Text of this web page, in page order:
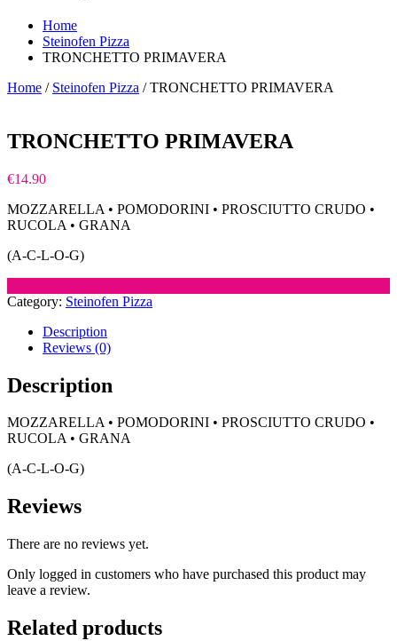
Home
Steinofen Pizza
TRONCHETTO PRIMAVERA
Home / Steinofen Pizza / TRONCHETTO PRIMAVERA
TRONCHETTO PRIMAVERA
€14.90
MOZZARELLA • POMODORINI • PROSCIUTTO CRUDO •
RUCOLA • GRANA
(A-C-L-O-G)
Category: Steinofen Pizza
Description
Reviews (0)
Description
MOZZARELLA • POMODORINI • PROSCIUTTO CRUDO •
RUCOLA • GRANA
(A-C-L-O-G)
Reviews
There are no reviews yet.
Only logged in customers who have purchased this product may
leave a review.
Related products